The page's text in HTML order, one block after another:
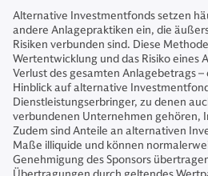
Alternative Investmentfonds setzen
andere Anlagepraktiken ein, die
Risiken verbunden sind. Diese
Wertentwicklung und das Risiko eines
Verlust des gesamten Anlagebetrags –
Hinblick auf alternative
Dienstleistungserbringer, zu denen
verbundenen Unternehmen gehören,
Zudem sind Anteile an alternativen
Maße illiquide und können
Genehmigung des Sponsors